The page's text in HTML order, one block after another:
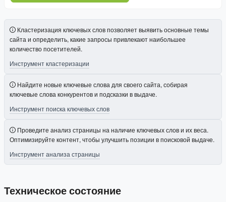
Кластеризация ключевых слов позволяет выявить основные темы
сайта и определить, какие запросы привлекают наибольшее
количество посетителей.
Инструмент кластеризации
Найдите новые ключевые слова для своего сайта, собирая
ключевые слова конкурентов и подсказки в выдаче.
Инструмент поиска ключевых слов
Проведите анализ страницы на наличие ключевых слов и их веса.
Оптимизируйте контент, чтобы улучшить позиции в поисковой выдаче.
Инструмент анализа страницы
Техническое состояние